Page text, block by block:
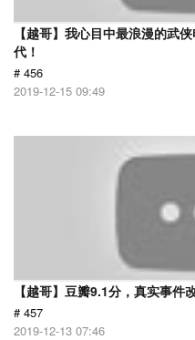
【越哥】我心目中最浪漫的武
代！
# 456
2019-12-15 09:49
【越哥】豆瓣9.1分，真实事件
# 457
2019-12-13 07:46